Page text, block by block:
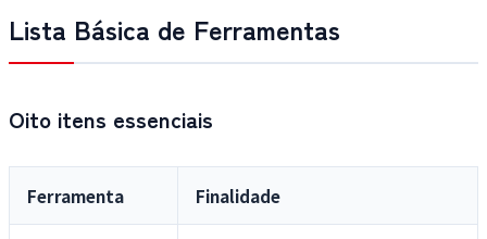
Lista Básica de Ferramentas
Oito itens essenciais
Ferramenta Finalidade